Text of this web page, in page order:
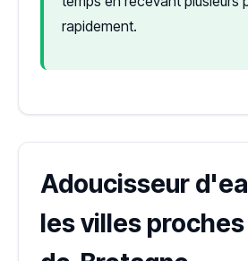
rapidement.
Adoucisseur
les villes proches